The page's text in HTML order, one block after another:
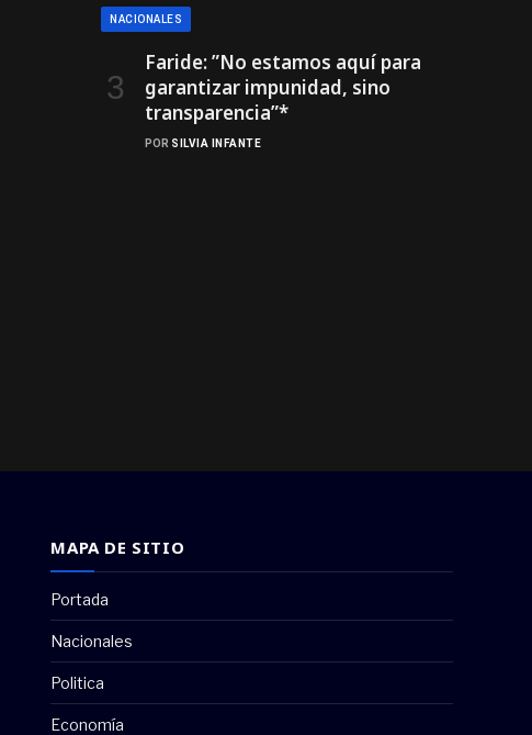
NACIONALES
Faride: ”No estamos aquí para
garantizar impunidad, sino
transparencia”*
POR SILVIA INFANTE
MAPA DE SITIO
Portada
Nacionales
Politica
Economía